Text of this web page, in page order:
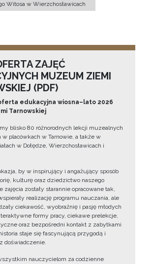
Witosa w Wierzchosławicach
ZAJĘĆ
MUZEUM ZIEMI
(PDF)
edukacyjna wiosna–lato 2026
Tarnowskiej
blisko 80 różnorodnych lekcji muzealnych
w placówkach w Tarnowie, a także w
w Dołędze, Wierzchosławicach i
by w inspirujący i angażujący sposób
kulturę oraz dziedzictwo naszego
zajęcia zostały starannie opracowane tak,
realizację programu nauczania, ale
ciekawość, wyobraźnię i pasję młodych
formy pracy, ciekawe prelekcje,
oraz bezpośredni kontakt z zabytkami
staje się fascynującą przygodą i
doświadczenie.
nauczycielom za codzienne